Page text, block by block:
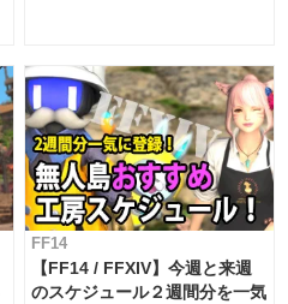
FF14
【FF14 / FFXIV】今週と来週
のスケジュール２週間分を一気